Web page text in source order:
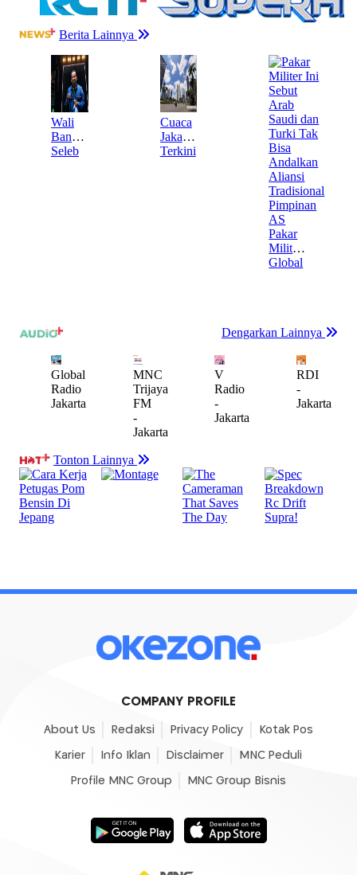
COMPANY PROFILE
About Us Redaksi Privacy Policy Kotak Pos
Karier Info Iklan Disclaimer MNC Peduli
Profile MNC Group MNC Group Bisnis